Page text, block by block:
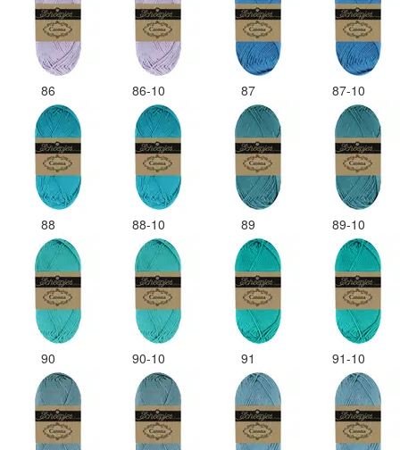
86 86-10 87 87-10
88 88-10 89 89-10
90 90-10 91 91-10